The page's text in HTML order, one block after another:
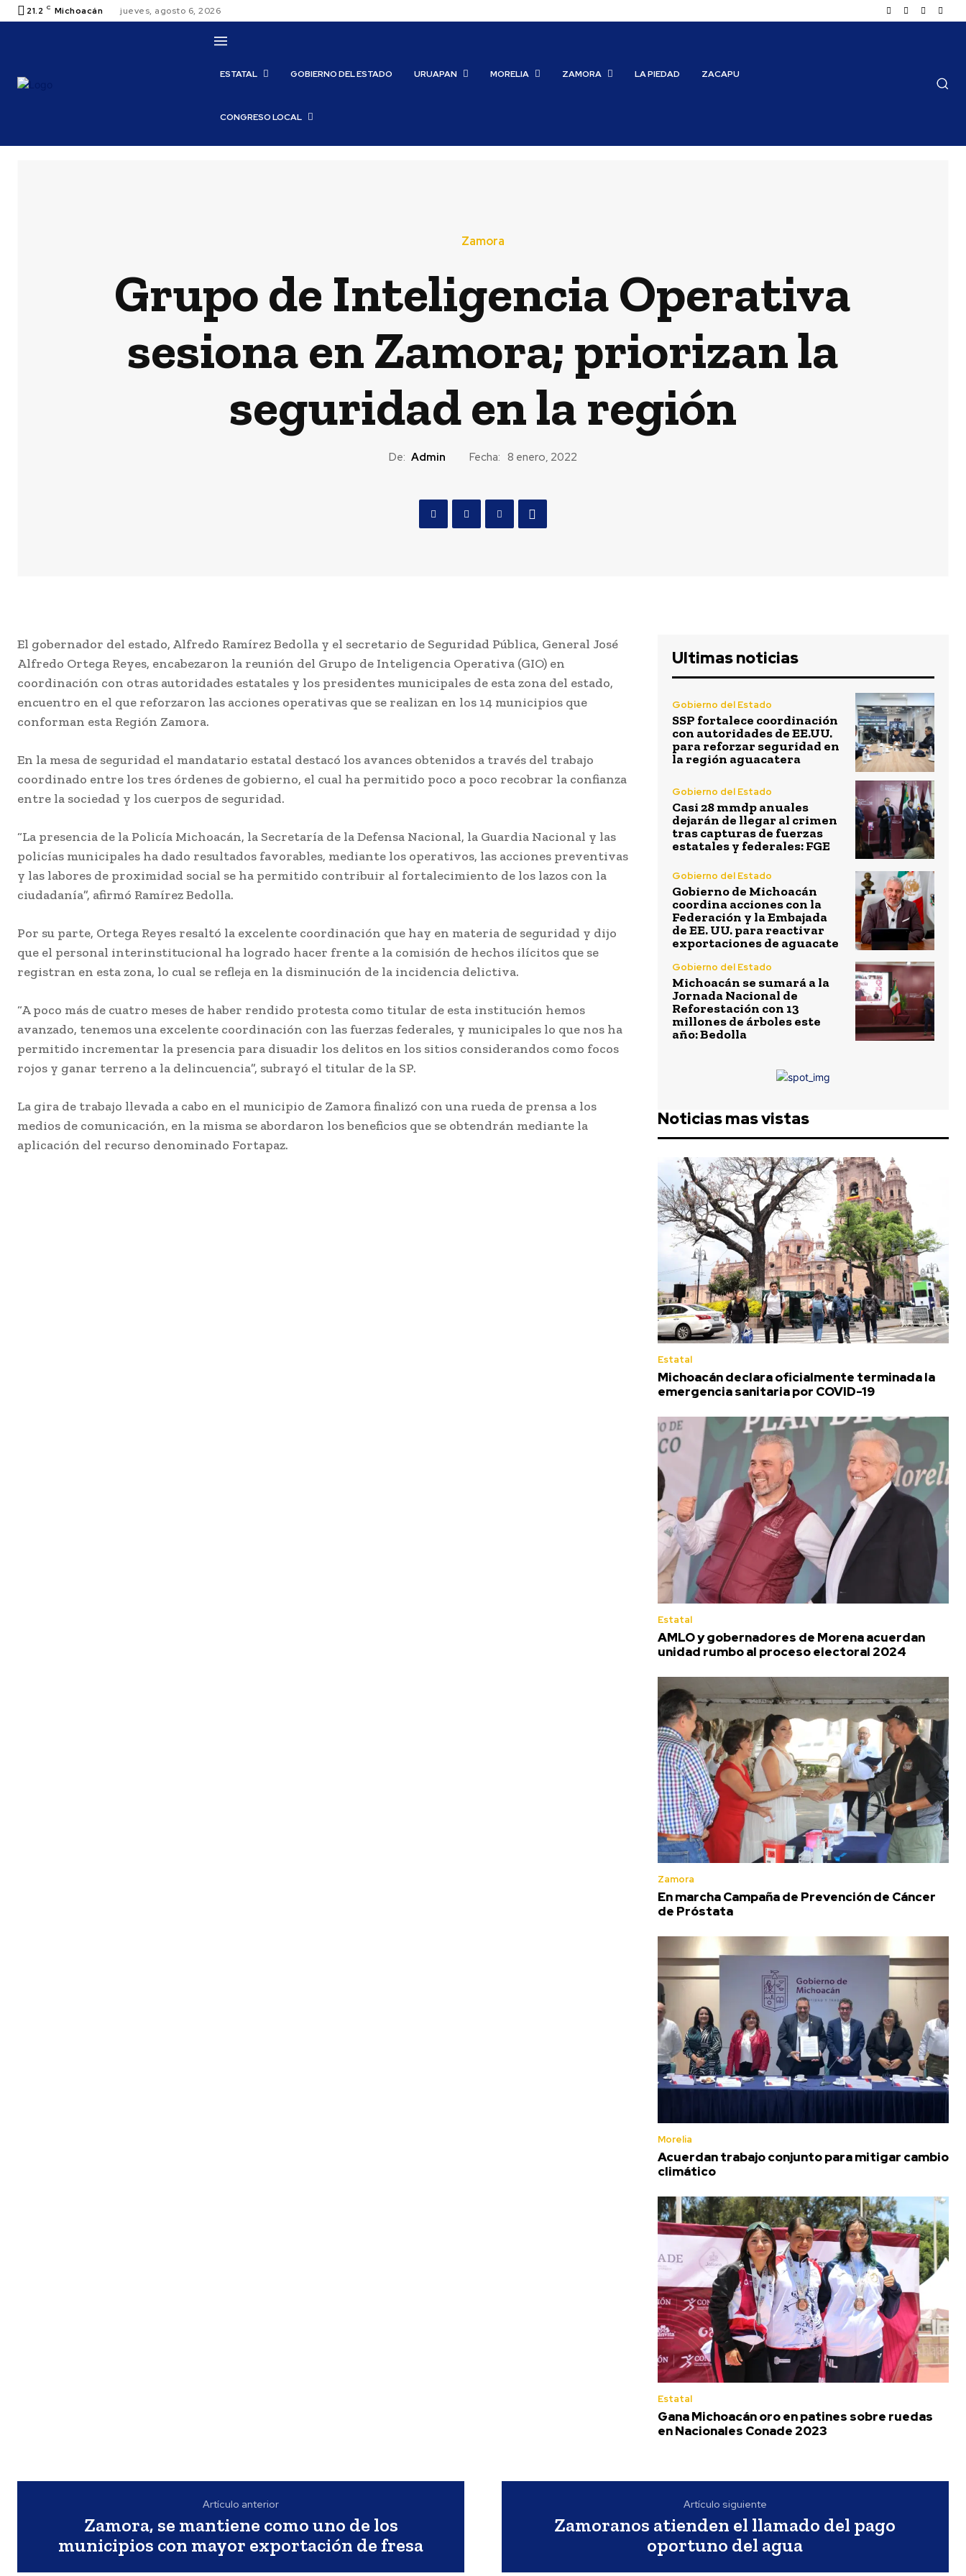
21.2 C Michoacán jueves, agosto 6, 2026
ESTATAL GOBIERNO DEL ESTADO URUAPAN MORELIA ZAMORA LA PIEDAD ZACAPU
CONGRESO LOCAL
Zamora
Grupo de Inteligencia Operativa
sesiona en Zamora; priorizan la
seguridad en la región
De: Admin Fecha: 8 enero, 2022
El gobernador del estado, Alfredo Ramírez Bedolla y el secretario de Seguridad Pública, General José
Alfredo Ortega Reyes, encabezaron la reunión del Grupo de Inteligencia Operativa (GIO) en
coordinación con otras autoridades estatales y los presidentes municipales de esta zona del estado,
encuentro en el que reforzaron las acciones operativas que se realizan en los 14 municipios que
conforman esta Región Zamora.
En la mesa de seguridad el mandatario estatal destacó los avances obtenidos a través del trabajo
coordinado entre los tres órdenes de gobierno, el cual ha permitido poco a poco recobrar la confianza
entre la sociedad y los cuerpos de seguridad.
“La presencia de la Policía Michoacán, la Secretaría de la Defensa Nacional, la Guardia Nacional y las
policías municipales ha dado resultados favorables, mediante los operativos, las acciones preventivas
y las labores de proximidad social se ha permitido contribuir al fortalecimiento de los lazos con la
ciudadanía”, afirmó Ramírez Bedolla.
Por su parte, Ortega Reyes resaltó la excelente coordinación que hay en materia de seguridad y dijo
que el personal interinstitucional ha logrado hacer frente a la comisión de hechos ilícitos que se
registran en esta zona, lo cual se refleja en la disminución de la incidencia delictiva.
“A poco más de cuatro meses de haber rendido protesta como titular de esta institución hemos
avanzado, tenemos una excelente coordinación con las fuerzas federales, y municipales lo que nos ha
permitido incrementar la presencia para disuadir los delitos en los sitios considerandos como focos
rojos y ganar terreno a la delincuencia”, subrayó el titular de la SP.
La gira de trabajo llevada a cabo en el municipio de Zamora finalizó con una rueda de prensa a los
medios de comunicación, en la misma se abordaron los beneficios que se obtendrán mediante la
aplicación del recurso denominado Fortapaz.
Ultimas noticias
Gobierno del Estado
SSP fortalece coordinación
con autoridades de EE.UU.
para reforzar seguridad en
la región aguacatera
Gobierno del Estado
Casi 28 mmdp anuales
dejarán de llegar al crimen
tras capturas de fuerzas
estatales y federales: FGE
Gobierno del Estado
Gobierno de Michoacán
coordina acciones con la
Federación y la Embajada
de EE. UU. para reactivar
exportaciones de aguacate
Gobierno del Estado
Michoacán se sumará a la
Jornada Nacional de
Reforestación con 13
millones de árboles este
año: Bedolla
Noticias mas vistas
Estatal
Michoacán declara oficialmente terminada la
emergencia sanitaria por COVID-19
Estatal
AMLO y gobernadores de Morena acuerdan
unidad rumbo al proceso electoral 2024
Zamora
En marcha Campaña de Prevención de Cáncer
de Próstata
Morelia
Acuerdan trabajo conjunto para mitigar cambio
climático
Estatal
Gana Michoacán oro en patines sobre ruedas
en Nacionales Conade 2023
Artículo anterior
Zamora, se mantiene como uno de los
municipios con mayor exportación de fresa
Artículo siguiente
Zamoranos atienden el llamado del pago
oportuno del agua